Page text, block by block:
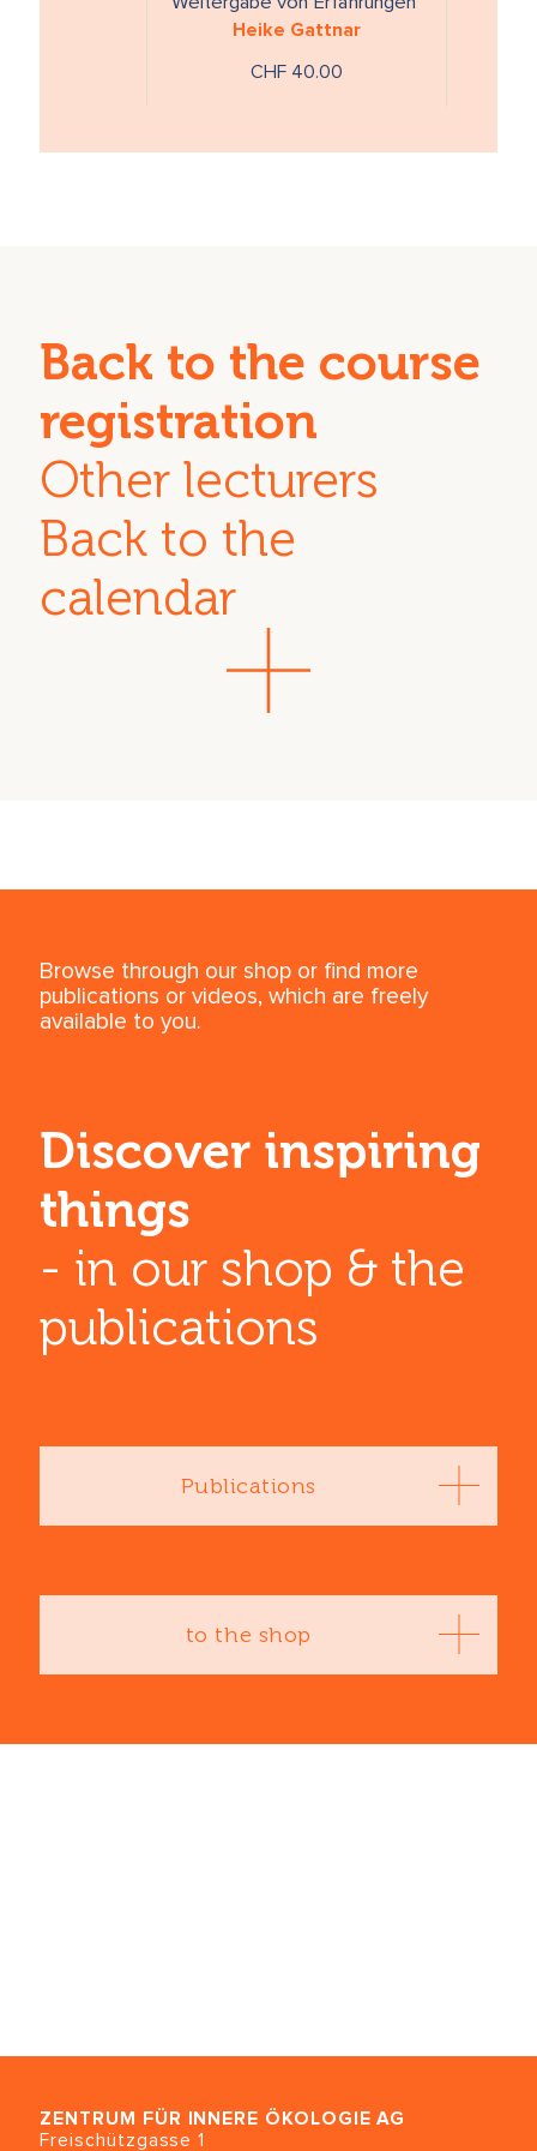
Heike Gattnar
CHF 40.00
Back to the course
registration
Other lecturers
Back to the
calendar
Browse through our shop or find more
publications or videos, which are freely
available to you.
Discover inspiring
things
- in our shop & the
publications
Publications
to the shop
ZENTRUM FÜR INNERE ÖKOLOGIE AG
Freischützgasse 1